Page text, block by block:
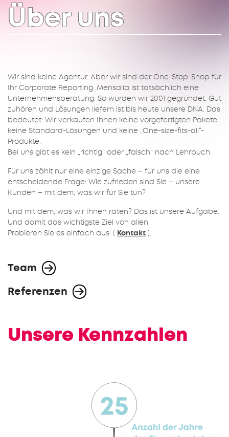
Über uns
Wir sind keine Agentur. Aber wir sind der One-Stop-Shop für
Ihr Corporate Reporting. Mensalia ist tatsächlich eine
Unternehmensberatung. So wurden wir 2001 gegründet. Gut
zuhören und Lösungen liefern ist bis heute unsere DNA. Das
bedeutet: Wir verkaufen Ihnen keine vorgefertigten Pakete,
keine Standard-Lösungen und keine „One-size-fits-all“-
Produkte.
Bei uns gibt es kein „richtig“ oder „falsch“ nach Lehrbuch.
Für uns zählt nur eine einzige Sache – für uns die eine
entscheidende Frage: Wie zufrieden sind Sie – unsere
Kunden – mit dem, was wir für Sie tun?
Und mit dem, was wir Ihnen raten? Das ist unsere Aufgabe.
Und damit das wichtigste Ziel von allen.
Probieren Sie es einfach aus. ( Kontakt ).
Team
Referenzen
Unsere Kennzahlen